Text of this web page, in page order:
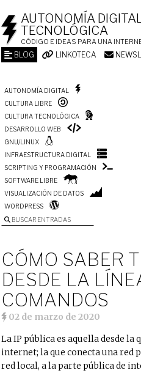
AUTONOMÍA
TECNOLÓGICA
CÓDIGO E IDEAS PARA UNA
BLOG LINKOTECA
AUTONOMÍA DIGITAL
CULTURA LIBRE
CULTURA TECNOLÓGICA
DESARROLLO WEB
GNU/LINUX
INFRAESTRUCTURA DIGITAL
SCRIPTING Y PROGRAMACIÓN
SOFTWARE LIBRE
VISUALIZACIÓN DE DATOS
WORDPRESS
BUSCAR ENTRADAS
CÓMO SABER
DESDE LA
COMANDOS
02 de marzo de 2020
La IP pública es aquella desde la
internet; la que conecta una red
red local, a la parte pública de